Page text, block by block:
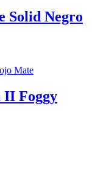
Solid Negro
II Foggy